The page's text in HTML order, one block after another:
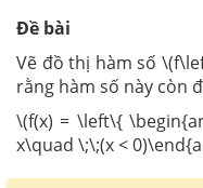
Đề bài
Vẽ đồ thị hàm số
rằng hàm số này còn
\(f(x) = \left\{
x\quad \;\;(x <